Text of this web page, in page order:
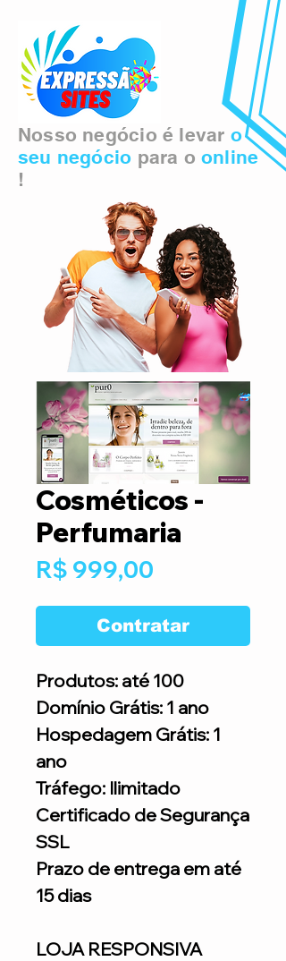
Nosso negócio é levar o
seu negócio para o online
!
Cosméticos -
Perfumaria
R$ 999,00
Contratar
Produtos: até 100
Domínio Grátis: 1 ano
Hospedagem Grátis: 1
ano
Tráfego: Ilimitado
Certificado de Segurança
SSL
Prazo de entrega em até
15 dias
LOJA RESPONSIVA